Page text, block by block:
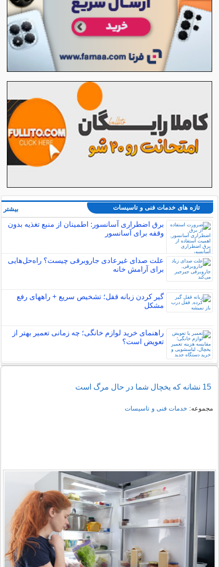
تازه های خدمات فنی و تاسیسات
برق اضطراری آسانسور: اطمینان از منبع تغذیه بدون
وقفه برای آسانسور
علت صدای غیرعادی جاروبرقی چیست؟ راه‌حل‌هایی
برای آرامش خانه
گیر کردن زبانه قفل؛ تشخیص سریع + راههای رفع
مشکل
راهنمای خرید لوازم خانگی؛ چه زمانی تعمیر بهتر از
تعویض است؟
بیشتر
15 نشانه که یخچال شما در حال مرگ است
مجموعه: خدمات فنی و تاسیسات